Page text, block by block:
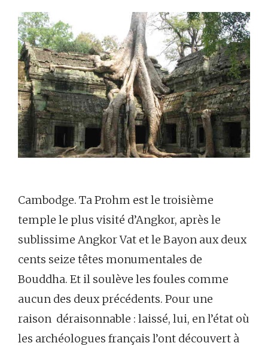
Cambodge. Ta Prohm est le troisième
temple le plus visité d’Angkor, après le
sublissime Angkor Vat et le Bayon aux deux
cents seize têtes monumentales de
Bouddha. Et il soulève les foules comme
aucun des deux précédents. Pour une
raison déraisonnable : laissé, lui, en l’état où
les archéologues français l’ont découvert à